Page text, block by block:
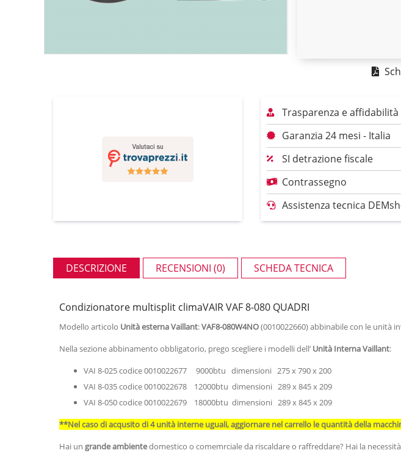
Trasparenza e affidabilità
Garanzia 24 mesi - Italia
SI detrazione fiscale
Contrassegno
Assistenza tecnica
DESCRIZIONE RECENSIONI (0) SCHEDA TECNICA
Condizionatore multisplit climaVAIR VAF 8-080 QUADRI
Modello articolo Unità esterna Vaillant:VAF8-080W4NO(0010022660) abbinabile con le unità
Nella sezione abbinamento obbligatorio, prego scegliere i modelli dell’ Unità Interna Vaillant:
VAI 8-025 codice 0010022677 9000btu dimensioni 275 x 790 x 200
VAI 8-035 codice 0010022678 12000btu dimensioni 289 x 845 x 209
VAI 8-050 codice 0010022679 18000btu dimensioni 289 x 845 x 209
**Nel caso di acqusito di 4 unità interne uguali, aggiornare nel carrello le quantità della
Hai un grande ambientedomestico o comemrciale da riscaldare o raffreddare? Hai la